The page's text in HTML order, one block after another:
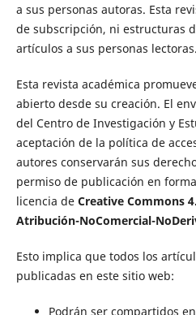
a sus personas autoras. Esta
de subscripción, ni estructuras
artículos a sus personas lectoras.
Esta revista académica
abierto desde su creación. El
del Centro de Investigación y
aceptación de la política de
autores conservarán sus
permiso de publicación en
licencia deCreative Commons
Atribución-NoComercial-
Esto implica que todos los
publicadas en este sitio web:
Podrán ser compartidos